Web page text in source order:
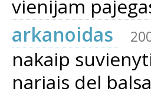
vienijam
arkanoidas
nakaip
nariais del